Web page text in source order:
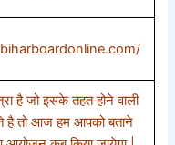
है जो इसके तहत होने वाली
है तो आज हम आपको बताने